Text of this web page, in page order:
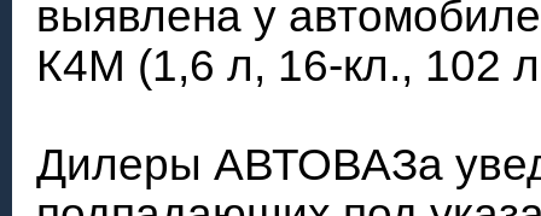
выявлена у
К4М (1,6 л, 16-кл., 102
Дилеры АВТОВАЗа